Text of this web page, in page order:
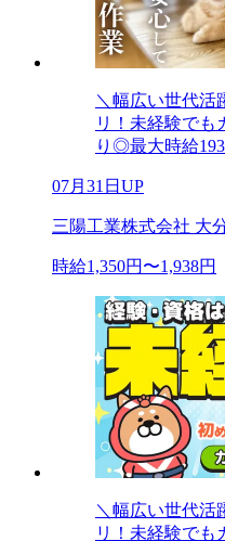
＼幅広い世代活
リ！未経験でも
り◎最大時給
07月31日UP
三陽工業株式会社 大
時給1,350円〜1,938円
＼幅広い世代活
リ！未経験でも